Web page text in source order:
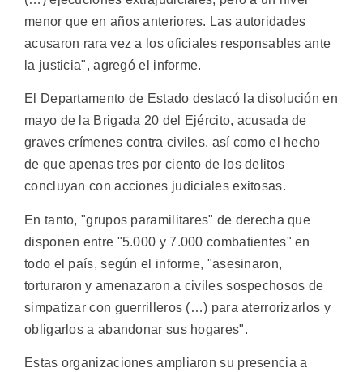
menor que en años anteriores. Las autoridades
acusaron rara vez a los oficiales responsables ante
la justicia", agregó el informe.
El Departamento de Estado destacó la disolución en
mayo de la Brigada 20 del Ejército, acusada de
graves crímenes contra civiles, así como el hecho
de que apenas tres por ciento de los delitos
concluyan con acciones judiciales exitosas.
En tanto, "grupos paramilitares" de derecha que
disponen entre "5.000 y 7.000 combatientes" en
todo el país, según el informe, "asesinaron,
torturaron y amenazaron a civiles sospechosos de
simpatizar con guerrilleros (…) para aterrorizarlos y
obligarlos a abandonar sus hogares".
Estas organizaciones ampliaron su presencia a